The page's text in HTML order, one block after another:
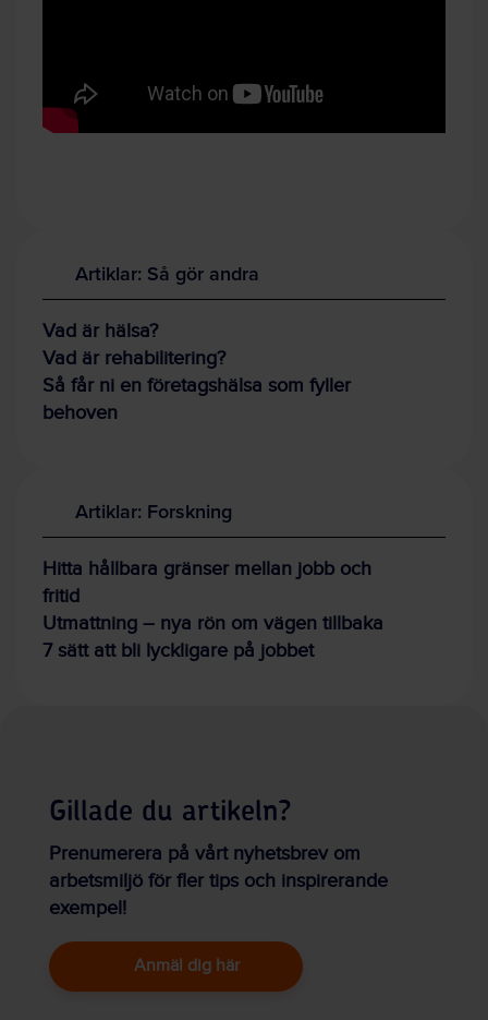
Artiklar: Så gör andra
Vad är hälsa?
Vad är rehabilitering?
Så får ni en företagshälsa som fyller
behoven
Artiklar: Forskning
Hitta hållbara gränser mellan jobb och
fritid
Utmattning – nya rön om vägen tillbaka
7 sätt att bli lyckligare på jobbet
Gillade du artikeln?
Prenumerera på vårt nyhetsbrev om
arbetsmiljö för fler tips och inspirerande
exempel!
Anmäl dig här